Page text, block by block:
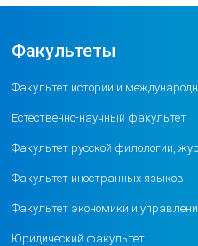
Факультеты
Факультет истории и
Естественно-научный факультет
Факультет русской филологии,
Факультет иностранных языков
Факультет экономики и
Юридический факультет